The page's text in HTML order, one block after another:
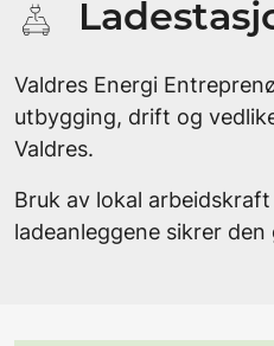
Valdres Energi
utbygging, drift og
Valdres.
Bruk av lokal
ladeanleggene sikrer